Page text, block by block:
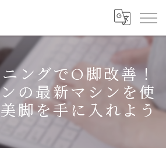
ングでO脚改善！
の最新マシンを使
脚を手に入れよう